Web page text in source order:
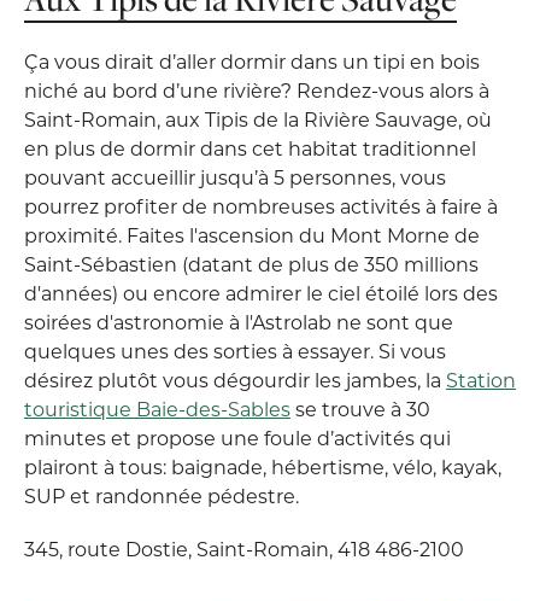
Ça vous dirait d’aller dormir dans un tipi en bois
niché au bord d’une rivière? Rendez-vous alors à
Saint-Romain, aux Tipis de la Rivière Sauvage, où
en plus de dormir dans cet habitat traditionnel
pouvant accueillir jusqu’à 5 personnes, vous
pourrez profiter de nombreuses activités à faire à
proximité. Faites l'ascension du Mont Morne de
Saint-Sébastien (datant de plus de 350 millions
d'années) ou encore admirer le ciel étoilé lors des
soirées d'astronomie à l'Astrolab ne sont que
quelques unes des sorties à essayer. Si vous
désirez plutôt vous dégourdir les jambes, la Station
touristique Baie-des-Sablesse trouve à 30
minutes et propose une foule d’activités qui
plairont à tous: baignade, hébertisme, vélo, kayak,
SUP et randonnée pédestre.
345, route Dostie, Saint-Romain, 418 486-2100